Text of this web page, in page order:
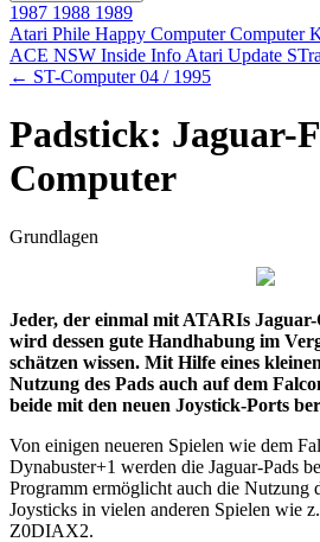
1987 1988 1989
Atari Phile Happy ComputerComputer
ACE NSW Inside Info Atari Update
← ST-Computer 04 / 1995
Padstick: Jaguar-
Computer
Grundlagen
Jeder, der einmal mit ATARIs
wird dessen gute Handhabung im
schätzen wissen. Mit Hilfe eines
Nutzung des Pads auch auf dem
beide mit den neuen Joystick-Ports
Von einigen neueren Spielen wie dem
Dynabuster+1 werden die Jaguar-Pads
Programm ermöglicht auch die Nutzung
Joysticks in vielen anderen Spielen wie
Z0DIAX2.